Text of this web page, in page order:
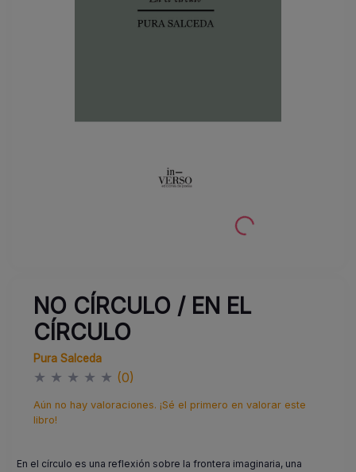
NO CÍRCULO / EN EL
CÍRCULO
Pura Salceda
★ ★ ★ ★ ★ (0)
Aún no hay valoraciones. ¡Sé el primero en valorar este
libro!
En el círculo es una reflexión sobre la frontera imaginaria, una